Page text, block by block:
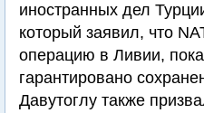
иностранных дел
который заявил, что
операцию в Ливии,
гарантировано
Давутоглу также